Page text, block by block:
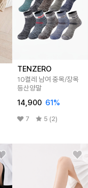
TENZERO
10켤레 남여 중목/장목
등산양말
14,900 61%
7 5 (2)